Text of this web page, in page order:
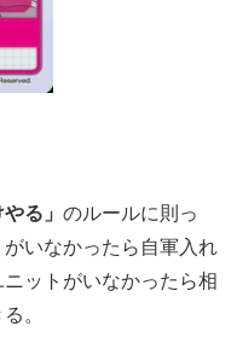
る」 のルールに則っ
いなかったら自軍入れ
ットがいなかったら相
。